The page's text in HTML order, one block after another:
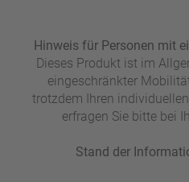
Hinweis für Personen mit
Dieses Produkt ist im
eingeschränkter
trotzdem Ihren
erfragen Sie bitte bei
Stand der